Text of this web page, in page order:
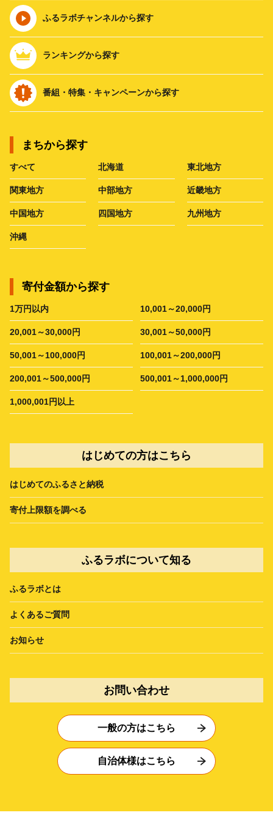
ふるラボチャンネルから探す
ランキングから探す
番組・特集・キャンペーンから探す
まちから探す
すべて 北海道 東北地方
関東地方 中部地方 近畿地方
中国地方 四国地方 九州地方
沖縄
寄付金額から探す
1万円以内 10,001～20,000円
20,001～30,000円 30,001～50,000円
50,001～100,000円 100,001～200,000円
200,001～500,000円 500,001～1,000,000円
1,000,001円以上
はじめての方はこちら
はじめてのふるさと納税
寄付上限額を調べる
ふるラボについて知る
ふるラボとは
よくあるご質問
お知らせ
お問い合わせ
一般の方はこちら
自治体様はこちら